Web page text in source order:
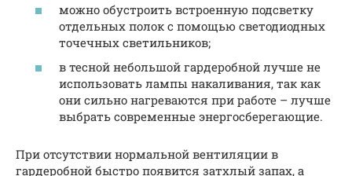
можно обустроить встроенную подсветку
отдельных полок с помощью светодиодных
точечных светильников;
в тесной небольшой гардеробной лучше не
использовать лампы накаливания, так как
они сильно нагреваются при работе – лучше
выбрать современные энергосберегающие.
При отсутствии нормальной вентиляции в
гардеробной быстро появится затхлый запах, а